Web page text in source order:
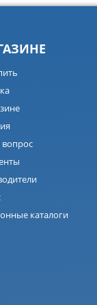
вопрос
каталоги